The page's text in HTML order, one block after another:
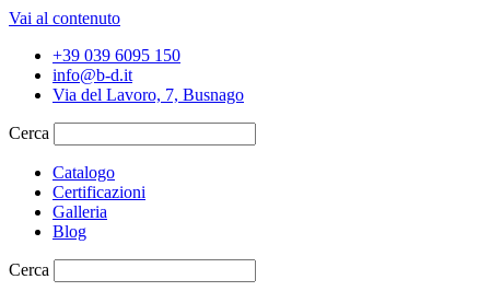
Vai al contenuto
+39 039 6095 150
info@b-d.it
Via del Lavoro, 7, Busnago
Cerca
Catalogo
Certificazioni
Galleria
Blog
Cerca